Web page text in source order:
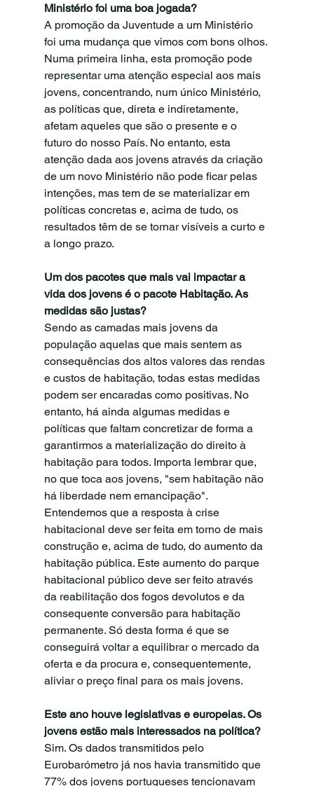
Ministério foi uma boa jogada?
A promoção da Juventude a um Ministério
foi uma mudança que vimos com bons olhos.
Numa primeira linha, esta promoção pode
representar uma atenção especial aos mais
jovens, concentrando, num único Ministério,
as políticas que, direta e indiretamente,
afetam aqueles que são o presente e o
futuro do nosso País. No entanto, esta
atenção dada aos jovens através da criação
de um novo Ministério não pode ficar pelas
intenções, mas tem de se materializar em
políticas concretas e, acima de tudo, os
resultados têm de se tornar visíveis a curto e
a longo prazo.
Um dos pacotes que mais vai impactar a
vida dos jovens é o pacote Habitação. As
medidas são justas?
Sendo as camadas mais jovens da
população aquelas que mais sentem as
consequências dos altos valores das rendas
e custos de habitação, todas estas medidas
podem ser encaradas como positivas. No
entanto, há ainda algumas medidas e
políticas que faltam concretizar de forma a
garantirmos a materialização do direito à
habitação para todos. Importa lembrar que,
no que toca aos jovens, "sem habitação não
há liberdade nem emancipação".
Entendemos que a resposta à crise
habitacional deve ser feita em torno de mais
construção e, acima de tudo, do aumento da
habitação pública. Este aumento do parque
habitacional público deve ser feito através
da reabilitação dos fogos devolutos e da
consequente conversão para habitação
permanente. Só desta forma é que se
conseguirá voltar a equilibrar o mercado da
oferta e da procura e, consequentemente,
aliviar o preço final para os mais jovens.
Este ano houve legislativas e europeias. Os
jovens estão mais interessados na política?
Sim. Os dados transmitidos pelo
Eurobarómetro já nos havia transmitido que
77% dos jovens portugueses tencionavam